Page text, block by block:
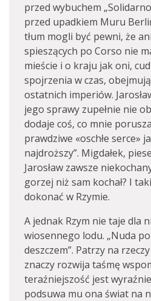
przed wybuchem
przed upadkiem Muru
tłum mogli być pewni, że
spieszących po Corso nie
mieście i o kraju jak oni,
spojrzenia w czas,
ostatnich imperiów.
jego sprawy zupełnie nie
dodaje coś, co mnie
prawdziwe «oschłe serce»
najdroższy”. Migdałek,
Jarosław zawsze
gorzej niż sam kochał? I
dokonać w Rzymie.
A jednak Rzym nie taje dla
wiosennego lodu. „Nuda
deszczem”. Patrzy na
znaczy rozwija taśmę
teraźniejszość jest
podsuwa mu ona świat na